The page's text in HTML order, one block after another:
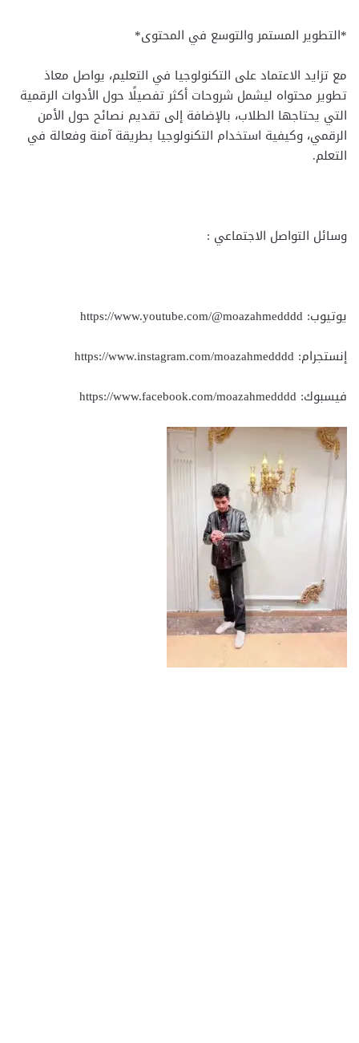
*التطوير المستمر والتوسع في المحتوى*
مع تزايد الاعتماد على التكنولوجيا في التعليم، يواصل معاذ
تطوير محتواه ليشمل شروحات أكثر تفصيلًا حول الأدوات الرقمية
التي يحتاجها الطلاب، بالإضافة إلى تقديم نصائح حول الأمن
الرقمي، وكيفية استخدام التكنولوجيا بطريقة آمنة وفعالة في
التعلم.
وسائل التواصل الاجتماعي :
يوتيوب: https://www.youtube.com/@moazahmedddd
إنستجرام: https://www.instagram.com/moazahmedddd
فيسبوك: https://www.facebook.com/moazahmedddd